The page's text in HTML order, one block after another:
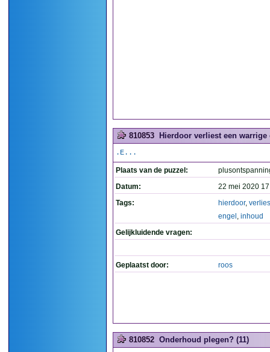
810853 Hierdoor verliest een
.E...
Plaats van de puzzel:
Datum:
22 mei 2020
Tags:
hierdoor,
engel , inhoud
Gelijkluidende vragen:
Geplaatst door: roos
810852 Onderhoud plegen? (11)